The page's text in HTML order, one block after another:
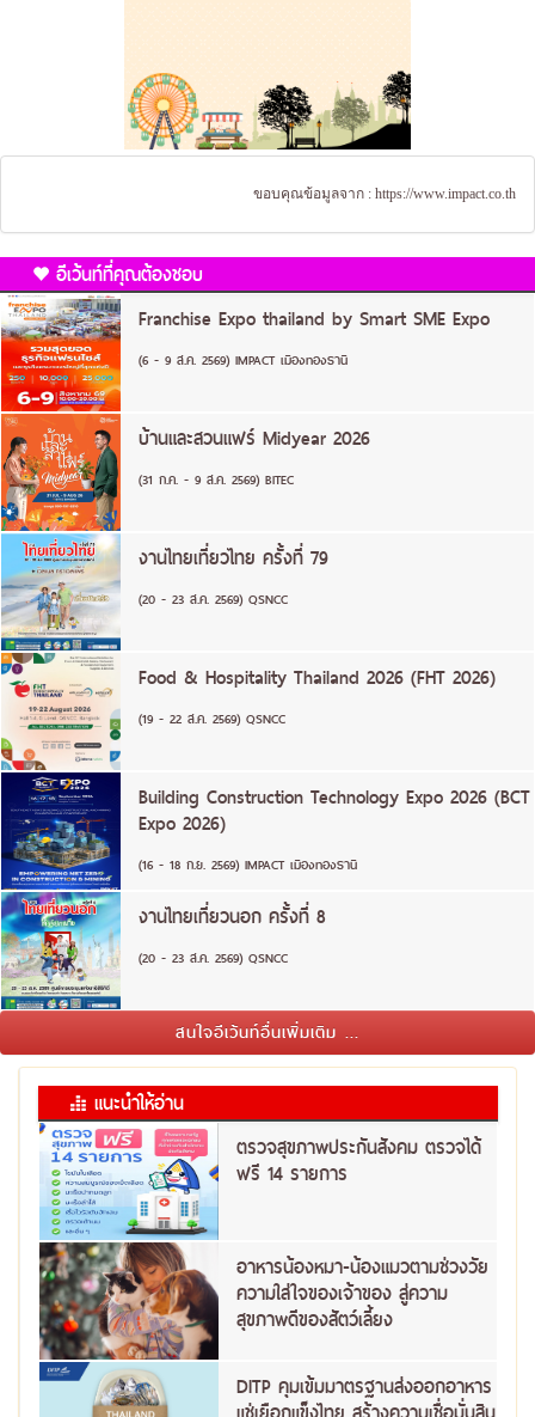
ขอบคุณข้อมูลจาก : https://www.impact.co.th
อีเว้นท์ที่คุณต้องชอบ
Franchise Expo thailand by Smart SME Expo
(6 - 9 ส.ค. 2569) IMPACT เมืองทองธานี
บ้านและสวนแฟร์ Midyear 2026
(31 ก.ค. - 9 ส.ค. 2569) BITEC
งานไทยเที่ยวไทย ครั้งที่ 79
(20 - 23 ส.ค. 2569) QSNCC
Food & Hospitality Thailand 2026 (FHT 2026)
(19 - 22 ส.ค. 2569) QSNCC
Building Construction Technology Expo 2026 (BCT
Expo 2026)
(16 - 18 ก.ย. 2569) IMPACT เมืองทองธานี
งานไทยเที่ยวนอก ครั้งที่ 8
(20 - 23 ส.ค. 2569) QSNCC
สนใจอีเว้นท์อื่นเพิ่มเติม ...
แนะนำให้อ่าน
ตรวจสุขภาพประกันสังคม ตรวจได้
ฟรี 14 รายการ
อาหารน้องหมา-น้องแมวตามช่วงวัย
ความใส่ใจของเจ้าของ สู่ความ
สุขภาพดีของสัตว์เลี้ยง
DITP คุมเข้มมาตรฐานส่งออกอาหาร